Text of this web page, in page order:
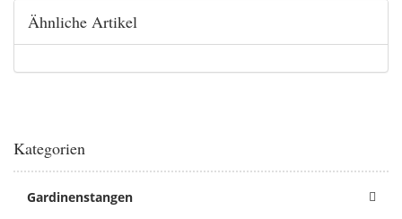
Ähnliche Artikel
Kategorien
Gardinenstangen